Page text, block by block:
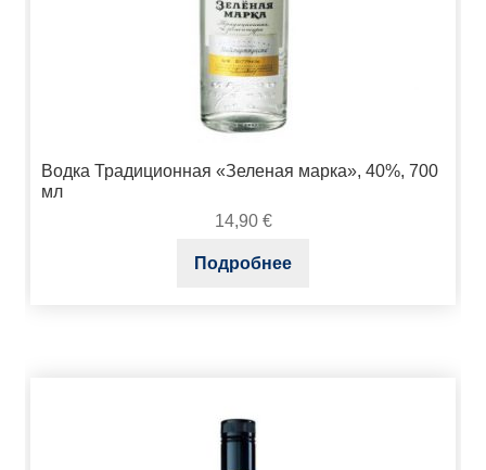
Водка Традиционная «Зеленая марка», 40%, 700
мл
14,90 €
Подробнее